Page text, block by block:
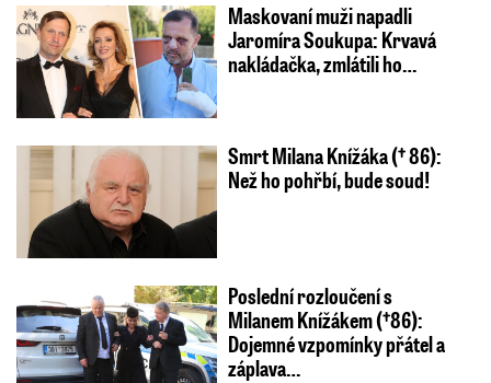
Maskovaní muži napadli
Jaromíra Soukupa: Krvavá
nakládačka, zmlátili ho…
Smrt Milana Knížáka († 86):
Než ho pohřbí, bude soud!
Poslední rozloučení s
Milanem Knížákem (†86):
Dojemné vzpomínky přátel a
záplava…